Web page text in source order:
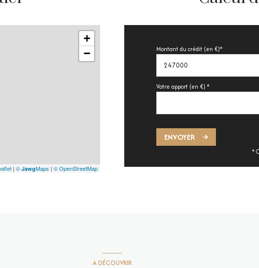
+
−
| © JawgMaps | © OpenStreetMap
Montant du crédit (en €)*
Votre apport (en €) *
ENVOYER
*
A DÉCOUVRIR